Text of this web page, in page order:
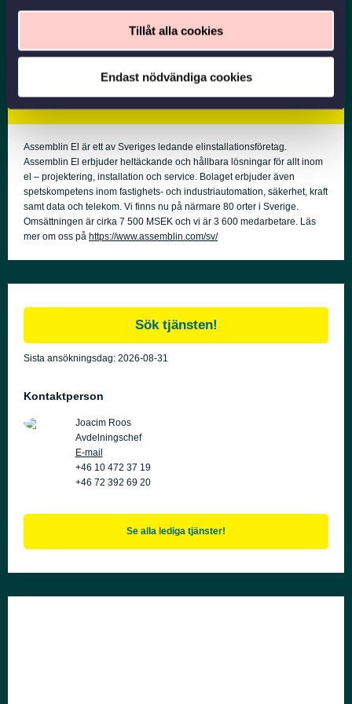
Tillåt alla cookies
Endast nödvändiga cookies
värderingar (kärnvärden) och etiska förhållningssätt
(uppförandekod). De ligger till grund för allt vårt arbete, och
hur vi uppträder mot våra kunder och mot varandra.
Assemblin El är ett av Sveriges ledande elinstallationsföretag.
Assemblin El erbjuder heltäckande och hållbara lösningar för allt inom
el – projektering, installation och service. Bolaget erbjuder även
spetskompetens inom fastighets- och industriautomation, säkerhet, kraft
samt data och telekom. Vi finns nu på närmare 80 orter i Sverige.
Omsättningen är cirka 7 500 MSEK och vi är 3 600 medarbetare. Läs
mer om oss på https://www.assemblin.com/sv/
Sista ansökningsdag: 2026-08-31
Kontaktperson
Joacim Roos
Avdelningschef
E-mail
+46 10 472 37 19
+46 72 392 69 20
Se alla lediga tjänster!